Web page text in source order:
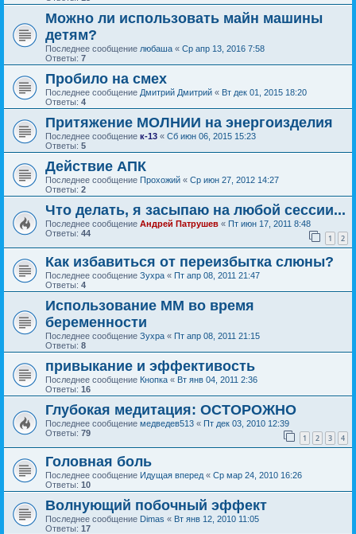
Можно ли использовать майн машины
детям?
Последнее сообщение любаша « Ср апр 13, 2016 7:58
Ответы: 7
Пробило на смех
Последнее сообщение Дмитрий Дмитрий « Вт дек 01, 2015 18:20
Ответы: 4
Притяжение МОЛНИИ на энергоизделия
Последнее сообщение к-13 « Сб июн 06, 2015 15:23
Ответы: 5
Действие АПК
Последнее сообщение Прохожий « Ср июн 27, 2012 14:27
Ответы: 2
Что делать, я засыпаю на любой сессии...
Последнее сообщение Андрей Патрушев « Пт июн 17, 2011 8:48
Ответы: 44 1 2
Как избавиться от переизбытка слюны?
Последнее сообщение Зухра « Пт апр 08, 2011 21:47
Ответы: 4
Использование ММ во время
беременности
Последнее сообщение Зухра « Пт апр 08, 2011 21:15
Ответы: 8
привыкание и эффективость
Последнее сообщение Кнопка « Вт янв 04, 2011 2:36
Ответы: 16
Глубокая медитация: ОСТОРОЖНО
Последнее сообщение медведев513 « Пт дек 03, 2010 12:39
Ответы: 79 1 2 3 4
Головная боль
Последнее сообщение Идущая вперед « Ср мар 24, 2010 16:26
Ответы: 10
Волнующий побочный эффект
Последнее сообщение Dimas « Вт янв 12, 2010 11:05
Ответы: 17